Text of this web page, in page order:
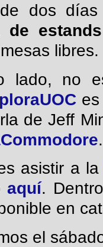
dos días
de estands
libres.
lado, no
de Jeff
asistir a la
aquí.
en
el